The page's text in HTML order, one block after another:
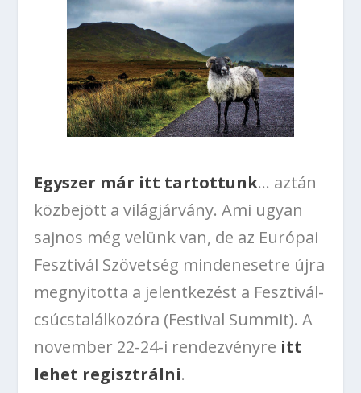
Egyszer már itt tartottunk… aztán
közbejött a világjárvány. Ami ugyan
sajnos még velünk van, de az Európai
Fesztivál Szövetség mindenesetre újra
megnyitotta a jelentkezést a Fesztivál-
csúcstalálkozóra (Festival Summit). A
november 22-24-i rendezvényre itt
lehet regisztrálni.